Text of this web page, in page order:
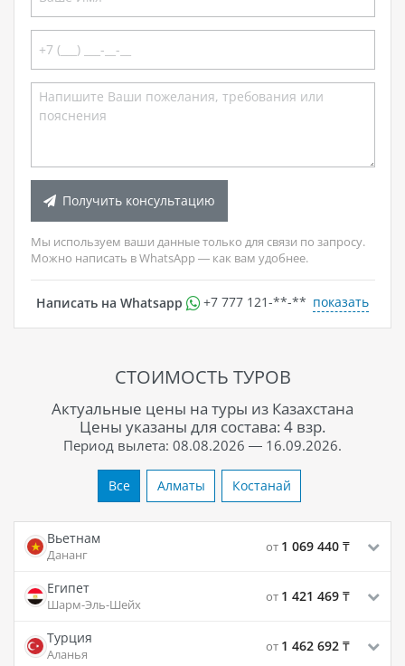
Получить консультацию
Мы используем ваши данные только для связи по запросу.
Можно написать в WhatsApp — как вам удобнее.
Написать на Whatsapp +7 777 121-**-** показать
СТОИМОСТЬ ТУРОВ
Актуальные цены на туры из Казахстана
Цены указаны для состава: 4 взр.
Период вылета: 08.08.2026 — 16.09.2026.
Все Алматы Костанай
Вьетнам
Дананг
от 1 069 440 ₸
Египет
Шарм-Эль-Шейх
от 1 421 469 ₸
Турция
Аланья
от 1 462 692 ₸